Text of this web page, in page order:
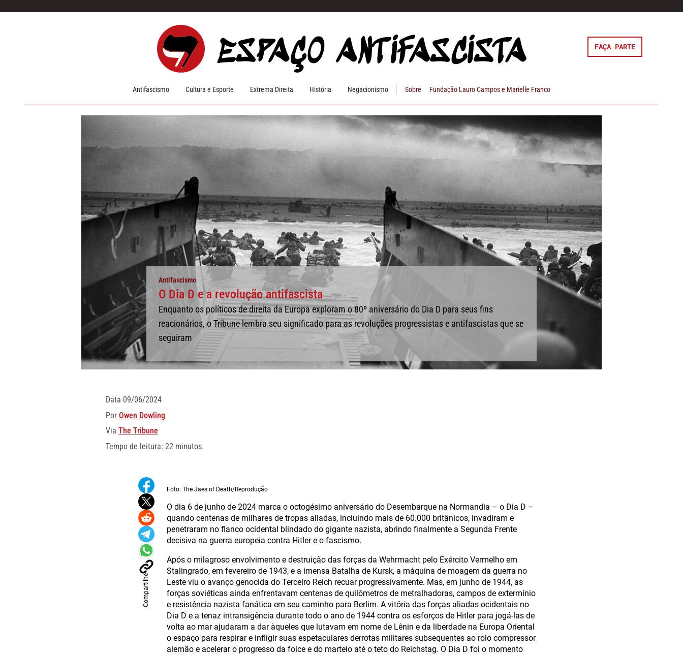
FAÇA PARTE
Antifascismo Cultura e Esporte Extrema Direita História Negacionismo Sobre Fundação Lauro Campos e Marielle Franco
Antifascismo
O Dia D e a revolução antifascista
Enquanto os políticos de direita da Europa exploram o 80º aniversário do Dia D para seus fins
reacionários, o Tribune lembra seu significado para as revoluções progressistas e antifascistas que se
seguiram
Data 09/06/2024
Por Owen Dowling
Via The Tribune
Tempo de leitura: 22 minutos.
Compartilhe
Foto: The Jaes of Death/Reprodução
O dia 6 de junho de 2024 marca o octogésimo aniversário do Desembarque na Normandia – o Dia D –
quando centenas de milhares de tropas aliadas, incluindo mais de 60.000 britânicos, invadiram e
penetraram no flanco ocidental blindado do gigante nazista, abrindo finalmente a Segunda Frente
decisiva na guerra europeia contra Hitler e o fascismo.
Após o milagroso envolvimento e destruição das forças da Wehrmacht pelo Exército Vermelho em
Stalingrado, em fevereiro de 1943, e a imensa Batalha de Kursk, a máquina de moagem da guerra no
Leste viu o avanço genocida do Terceiro Reich recuar progressivamente. Mas, em junho de 1944, as
forças soviéticas ainda enfrentavam centenas de quilômetros de metralhadoras, campos de extermínio
e resistência nazista fanática em seu caminho para Berlim. A vitória das forças aliadas ocidentais no
Dia D e a tenaz intransigência durante todo o ano de 1944 contra os esforços de Hitler para jogá-las de
volta ao mar ajudaram a dar àqueles que lutavam em nome de Lênin e da liberdade na Europa Oriental
o espaço para respirar e infligir suas espetaculares derrotas militares subsequentes ao rolo compressor
alemão e acelerar o progresso da foice e do martelo até o teto do Reichstag. O Dia D foi o momento